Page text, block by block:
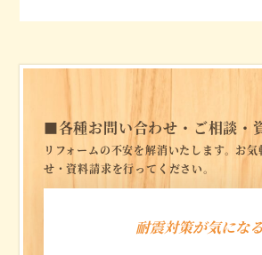
■各種お問い合わせ・ご相談・
リフォームの不安を解消いたします。お
せ・資料請求を行ってください。
耐震対策が気になる